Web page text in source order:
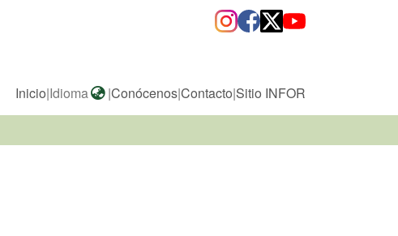
Inicio|Idioma |Conócenos|Contacto|Sitio INFOR